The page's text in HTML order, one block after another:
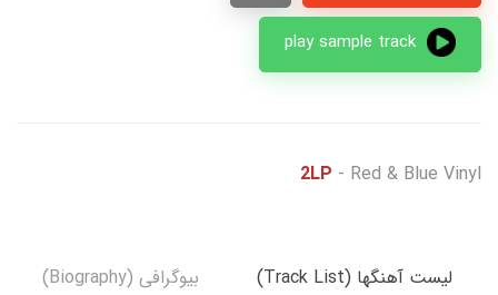
2LP - Red & Blue Vinyl
لیست آهنگها (Track List) بیوگرافی (Biography)